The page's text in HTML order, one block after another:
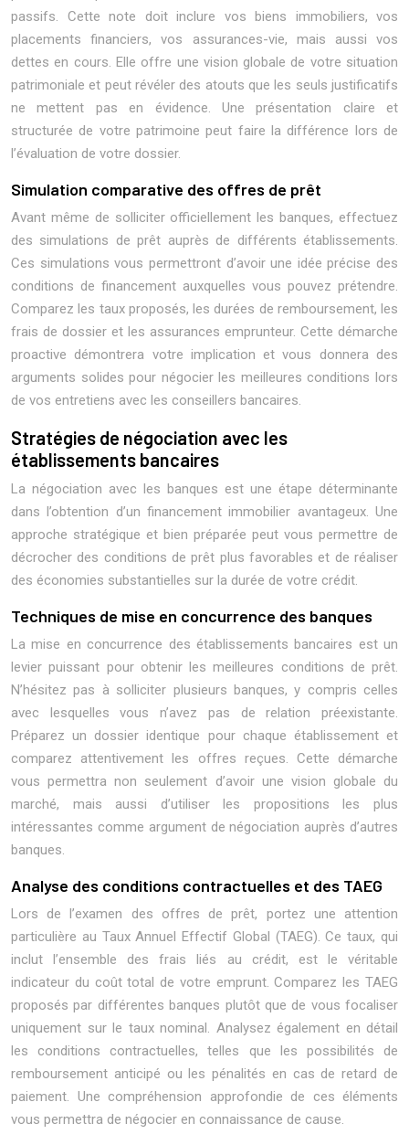
passifs. Cette note doit inclure vos biens immobiliers, vos
placements financiers, vos assurances-vie, mais aussi vos
dettes en cours. Elle offre une vision globale de votre situation
patrimoniale et peut révéler des atouts que les seuls justificatifs
ne mettent pas en évidence. Une présentation claire et
structurée de votre patrimoine peut faire la différence lors de
l’évaluation de votre dossier.
Simulation comparative des offres de prêt
Avant même de solliciter officiellement les banques, effectuez
des simulations de prêt auprès de différents établissements.
Ces simulations vous permettront d’avoir une idée précise des
conditions de financement auxquelles vous pouvez prétendre.
Comparez les taux proposés, les durées de remboursement, les
frais de dossier et les assurances emprunteur. Cette démarche
proactive démontrera votre implication et vous donnera des
arguments solides pour négocier les meilleures conditions lors
de vos entretiens avec les conseillers bancaires.
Stratégies de négociation avec les
établissements bancaires
La négociation avec les banques est une étape déterminante
dans l’obtention d’un financement immobilier avantageux. Une
approche stratégique et bien préparée peut vous permettre de
décrocher des conditions de prêt plus favorables et de réaliser
des économies substantielles sur la durée de votre crédit.
Techniques de mise en concurrence des banques
La mise en concurrence des établissements bancaires est un
levier puissant pour obtenir les meilleures conditions de prêt.
N’hésitez pas à solliciter plusieurs banques, y compris celles
avec lesquelles vous n’avez pas de relation préexistante.
Préparez un dossier identique pour chaque établissement et
comparez attentivement les offres reçues. Cette démarche
vous permettra non seulement d’avoir une vision globale du
marché, mais aussi d’utiliser les propositions les plus
intéressantes comme argument de négociation auprès d’autres
banques.
Analyse des conditions contractuelles et des TAEG
Lors de l’examen des offres de prêt, portez une attention
particulière au Taux Annuel Effectif Global (TAEG). Ce taux, qui
inclut l’ensemble des frais liés au crédit, est le véritable
indicateur du coût total de votre emprunt. Comparez les TAEG
proposés par différentes banques plutôt que de vous focaliser
uniquement sur le taux nominal. Analysez également en détail
les conditions contractuelles, telles que les possibilités de
remboursement anticipé ou les pénalités en cas de retard de
paiement. Une compréhension approfondie de ces éléments
vous permettra de négocier en connaissance de cause.